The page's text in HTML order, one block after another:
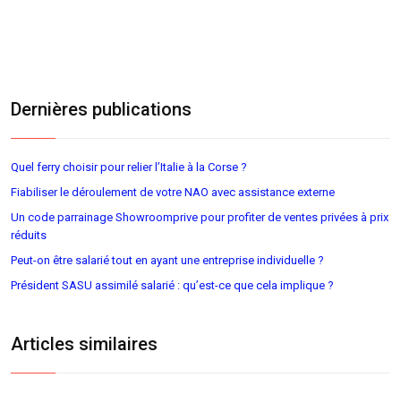
Dernières publications
Quel ferry choisir pour relier l’Italie à la Corse ?
Fiabiliser le déroulement de votre NAO avec assistance externe
Un code parrainage Showroomprive pour profiter de ventes privées à prix
réduits
Peut-on être salarié tout en ayant une entreprise individuelle ?
Président SASU assimilé salarié : qu’est-ce que cela implique ?
Articles similaires